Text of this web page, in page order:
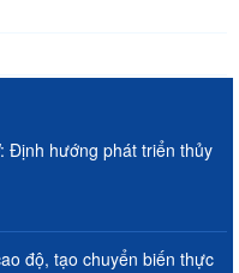
bài toán thích ứng của
giá cá rô phi Trung
Định hướng phát triển thủy
độ, tạo chuyển biến thực